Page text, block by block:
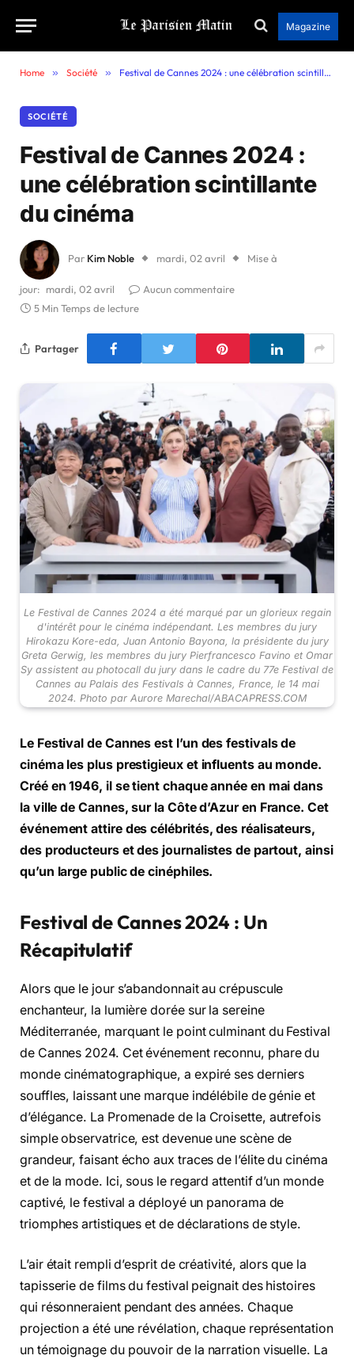
Magazine
Home » Société » Festival de Cannes 2024 : une célébration scintillante du cinéma
SOCIÉTÉ
Festival de Cannes 2024 :
une célébration scintillante
du cinéma
Par Kim Noble mardi, 02 avril Mise à
jour: mardi, 02 avril
Aucun commentaire
5 Min Temps de lecture
Partager
Le Festival de Cannes 2024 a été marqué par un glorieux regain
d'intérêt pour le cinéma indépendant. Les membres du jury
Hirokazu Kore-eda, Juan Antonio Bayona, la présidente du jury
Greta Gerwig, les membres du jury Pierfrancesco Favino et Omar
Sy assistent au photocall du jury dans le cadre du 77e Festival de
Cannes au Palais des Festivals à Cannes, France, le 14 mai
2024. Photo par Aurore Marechal/ABACAPRESS.COM
Le Festival de Cannes est l’un des festivals de
cinéma les plus prestigieux et influents au monde.
Créé en 1946, il se tient chaque année en mai dans
la ville de Cannes, sur la Côte d’Azur en France. Cet
événement attire des célébrités, des réalisateurs,
des producteurs et des journalistes de partout, ainsi
qu’un large public de cinéphiles.
Festival de Cannes 2024 : Un
Récapitulatif
Alors que le jour s’abandonnait au crépuscule
enchanteur, la lumière dorée sur la sereine
Méditerranée, marquant le point culminant du Festival
de Cannes 2024. Cet événement reconnu, phare du
monde cinématographique, a expiré ses derniers
souffles, laissant une marque indélébile de génie et
d’élégance. La Promenade de la Croisette, autrefois
simple observatrice, est devenue une scène de
grandeur, faisant écho aux traces de l’élite du cinéma
et de la mode. Ici, sous le regard attentif d’un monde
captivé, le festival a déployé un panorama de
triomphes artistiques et de déclarations de style.
L’air était rempli d’esprit de créativité, alors que la
tapisserie de films du festival peignait des histoires
qui résonneraient pendant des années. Chaque
projection a été une révélation, chaque représentation
un témoignage du pouvoir de la narration visuelle. La